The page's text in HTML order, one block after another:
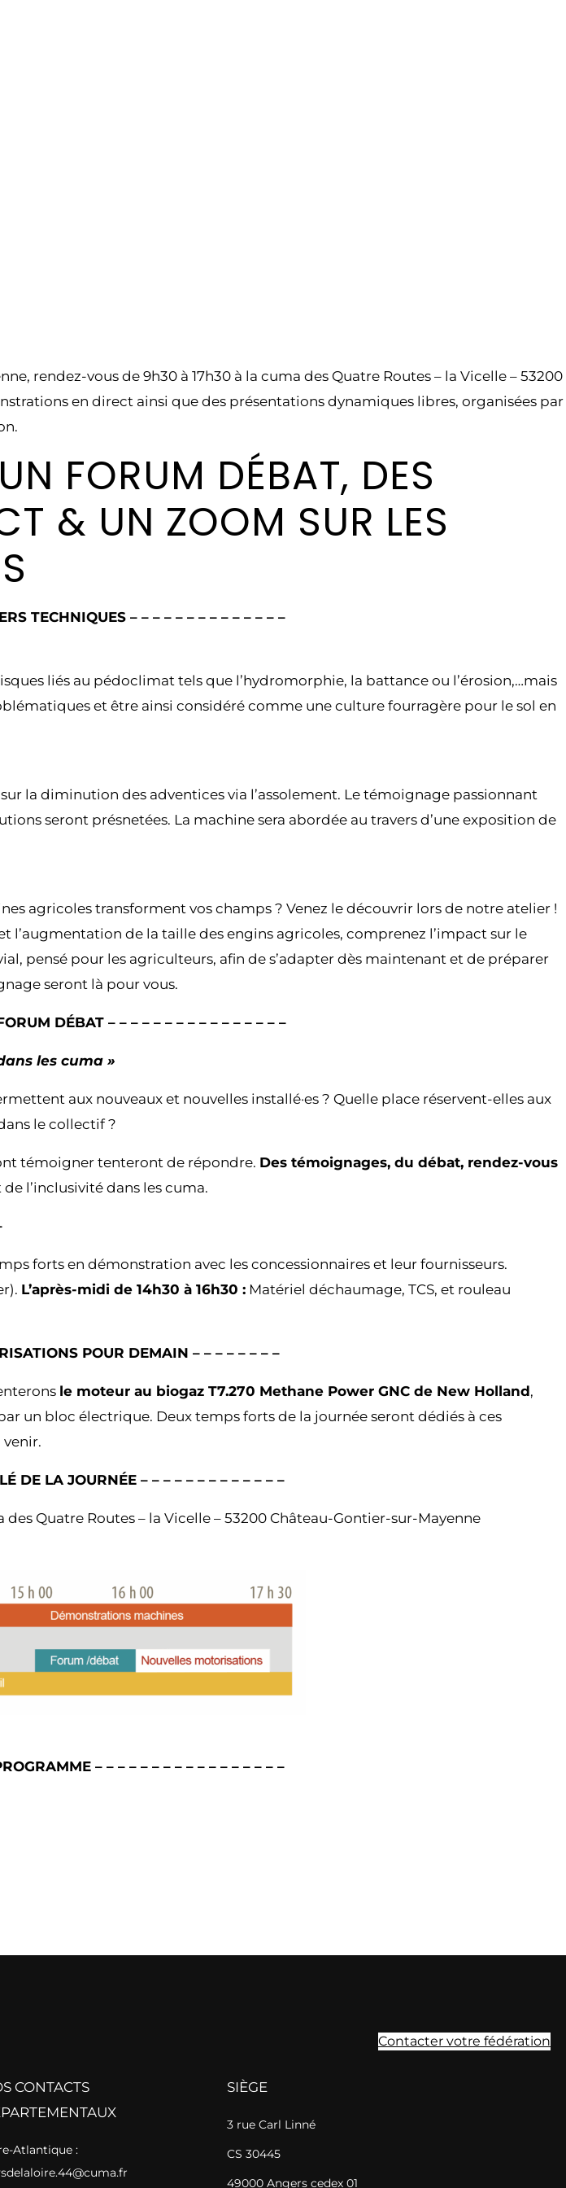
rendez-vous de 9h30 à 17h30 à la cuma des Quatre Routes – la Vicelle – 53200
en direct ainsi que des présentations dynamiques libres, organisées par
FORUM DÉBAT, DES
& UN ZOOM SUR LES
TECHNIQUES – – – – – – – – – – – – – –
liés au pédoclimat tels que l’hydromorphie, la battance ou l’érosion,…mais
et être ainsi considéré comme une culture fourragère pour le sol en
la diminution des adventices via l’assolement. Le témoignage passionnant
seront présnetées. La machine sera abordée au travers d’une exposition de
agricoles transforment vos champs ? Venez le découvrir lors de notre atelier !
l’augmentation de la taille des engins agricoles, comprenez l’impact sur le
pensé pour les agriculteurs, afin de s’adapter dès maintenant et de préparer
seront là pour vous.
DÉBAT – – – – – – – – – – – – – – – –
les cuma »
aux nouveaux et nouvelles installé·es ? Quelle place réservent-elles aux
le collectif ?
témoigner tenteront de répondre. Des témoignages, du débat, rendez-vous
l’inclusivité dans les cuma.
forts en démonstration avec les concessionnaires et leur fournisseurs.
L’après-midi de 14h30 à 16h30 : Matériel déchaumage, TCS, et rouleau
POUR DEMAIN – – – – – – – –
le moteur au biogaz T7.270 Methane Power GNC de New Holland,
un bloc électrique. Deux temps forts de la journée seront dédiés à ces
venir.
DE LA JOURNÉE – – – – – – – – – – – – –
des Quatre Routes – la Vicelle – 53200 Château-Gontier-sur-Mayenne
– – – – – – – – – – – – – – – – –
Contacter votre fédération
CONTACTS
Atlantique :
SIÈGE
3 rue Carl Linné
CS 30445
49000 Angers cedex 01